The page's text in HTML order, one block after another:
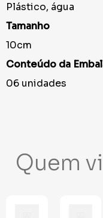
Plástico, água
Tamanho
10cm
Conteúdo da
06 unidades
Quem